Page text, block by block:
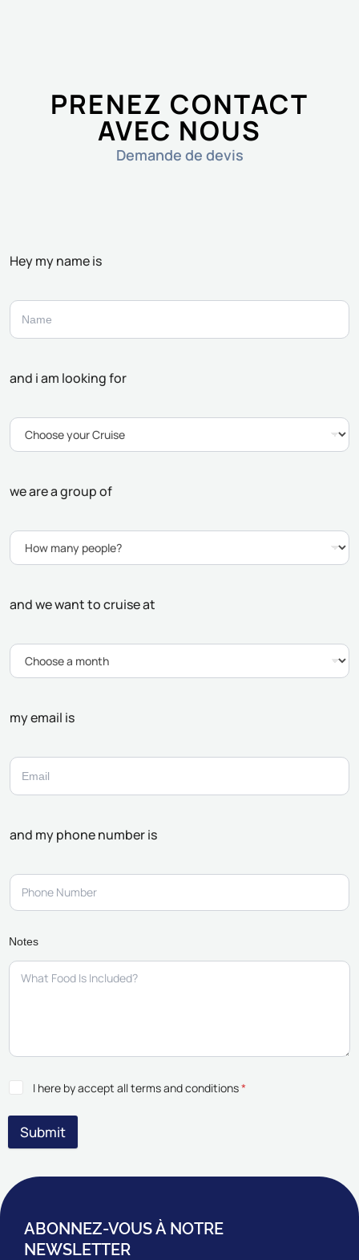
PRENEZ CONTACT
AVEC NOUS
Demande de devis
Hey my name is
and i am looking for
we are a group of
and we want to cruise at
my email is
and my phone number is
Notes
I here by accept all terms and conditions*
Submit
ABONNEZ-VOUS À NOTRE
NEWSLETTER